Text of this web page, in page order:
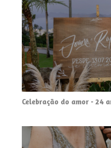
Celebração do amor - 24